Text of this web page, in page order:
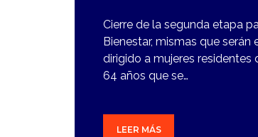
Cierre de la segunda etapa
Bienestar, mismas que
dirigido a mujeres residentes
64 años que se…
LEER MÁS